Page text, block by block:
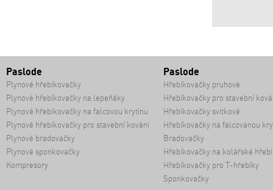
Paslode
Plynové hřebíkovačky
Plynové hřebíkovačky na lepeňáky
Plynové hřebíkovačky na falcovou krytinu
Plynové hřebíkovačky pro stavební kování
Plynové bradovačky
Plynové sponkovačky
Kompresory
Paslode
Hřebíkovačky pruhové
Hřebíkovačky pro stavební
Hřebíkovačky svitkové
Hřebíkovačky na falcovanou
Bradovačky
Hřebíkovačky na kolářské
Hřebíkovačky pro T-hřebíky
Sponkovačky